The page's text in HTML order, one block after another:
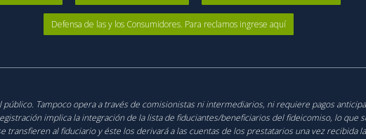
Defensa de las y los Consumidores. Para reclamos ingrese aquí
público. Tampoco opera a través de comisionistas ni intermediarios, ni requiere pagos
implica la integración de la lista de fiduciantes/beneficiarios del fideicomiso, lo
al fiduciario y éste los derivará a las cuentas de los prestatarios una vez recibida